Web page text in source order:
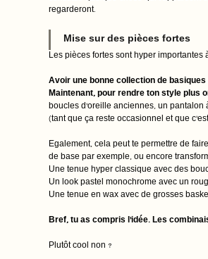
regarderont.
Mise sur des pièces fortes
Les pièces fortes sont hyper
Avoir une bonne collection de
Maintenant, pour rendre ton style plus
boucles d'oreille anciennes, un pantalon
(tant que ça reste occasionnel et que
Egalement, cela peut te permettre de
de base par exemple, ou encore
Une tenue hyper classique avec des
Un look pastel monochrome avec un
Une tenue en wax avec de grosses
Bref, tu as compris l'idée. Les
Plutôt cool non ?